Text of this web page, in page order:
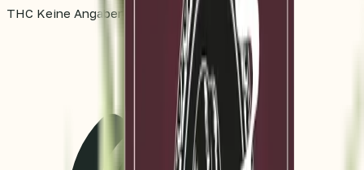
THC Keine Angaben